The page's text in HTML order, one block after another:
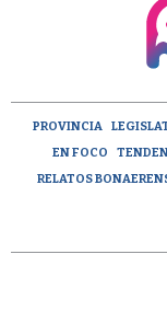
PROVINCIA
EN FOCO
RELATOS